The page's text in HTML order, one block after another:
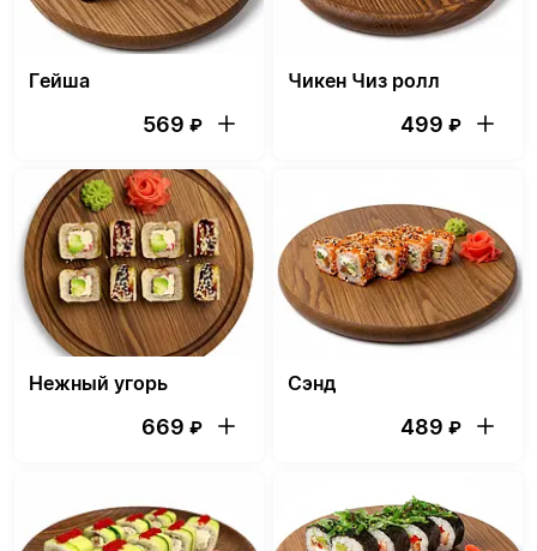
Гейша
569 ₽
Чикен Чиз ролл
499 ₽
Нежный угорь
669 ₽
Сэнд
489 ₽